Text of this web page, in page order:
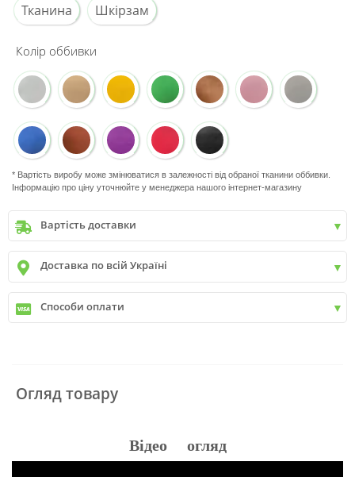
Тканина Шкірзам
Колір оббивки
* Вартість виробу може змінюватися в залежності від обраної тканини оббивки.
Інформацію про ціну уточнюйте у менеджера нашого інтернет-магазину
Вартість доставки
Київдо9999 грн. -400 грн.
Київвід9999 грн - БЕЗКОШТОВНО
Київ передмістя +30 грн\км
Доставка по всій Україні
✓Нова пошта
✓Делівері
✓Автолюкс
Способи оплати
✓ Детальніше
Огляд товару
Відео огляд